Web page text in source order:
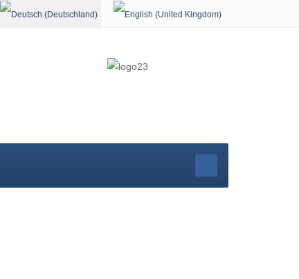
auswählen